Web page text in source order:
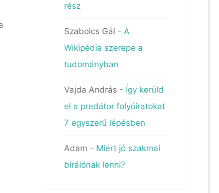
rész
Szabolcs Gál - A
Wikipédia szerepe a
tudományban
Vajda András - Így kerüld
el a predátor folyóiratokat
7 egyszerű lépésben
Adam - Miért jó szakmai
bírálónak lenni?